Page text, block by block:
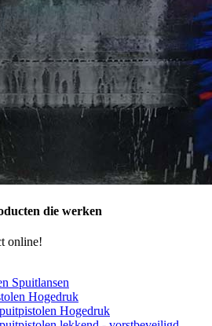
die werken
online!
Spuitlansen
Hogedruk
Hogedruk